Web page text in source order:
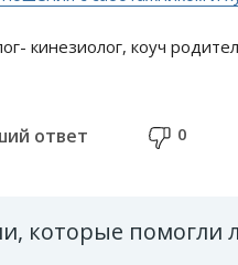
кинезиолог, коуч
ответ 0
которые помогли